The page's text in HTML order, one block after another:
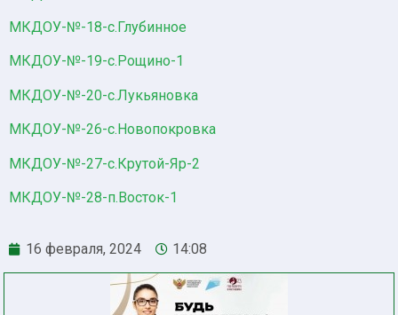
МКДОУ-№-18-с.Глубинное
МКДОУ-№-19-с.Рощино-1
МКДОУ-№-20-с.Лукьяновка
МКДОУ-№-26-с.Новопокровка
МКДОУ-№-27-с.Крутой-Яр-2
МКДОУ-№-28-п.Восток-1
16 февраля, 2024 14:08